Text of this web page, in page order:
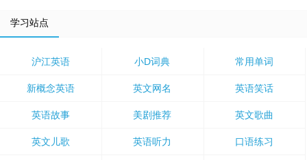
学习站点
沪江英语 小D词典 常用单词
新概念英语 英文网名 英语笑话
英语故事 美剧推荐 英文歌曲
英文儿歌 英语听力 口语练习